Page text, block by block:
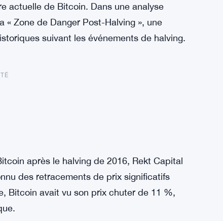
actuelle de Bitcoin. Dans une analyse
Zone de Danger Post-Halving », une
suivant les événements de halving.